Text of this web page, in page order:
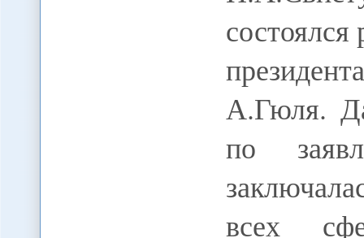
А.Гюля.
по
всех